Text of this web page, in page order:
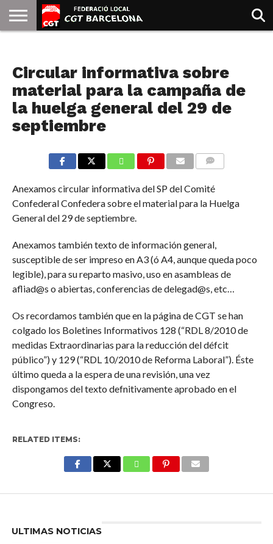
GOLDMAN
Circular informativa sobre
material para la campaña de
la huelga general del 29 de
septiembre
Anexamos circular informativa del SP del Comité
Confederal Confedera sobre el material para la Huelga
General del 29 de septiembre.
Anexamos también texto de información general,
susceptible de ser impreso en A3 (ó A4, aunque queda poco
legible), para su reparto masivo, uso en asambleas de
afliad@s o abiertas, conferencias de delegad@s, etc…
Os recordamos también que en la página de CGT se han
colgado los Boletines Informativos 128 (“RDL 8/2010 de
medidas Extraordinarias para la reducción del défcit
público”) y 129 (“RDL 10/2010 de Reforma Laboral”). Éste
último queda a la espera de una revisión, una vez
dispongamos del texto defnitivamente aprobado en el
Congreso.
RELATED ITEMS:
ULTIMAS NOTICIAS